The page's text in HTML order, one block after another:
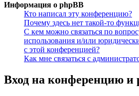
Информация о phpBB
Кто написал эту конференцию?
Почему здесь нет такой-то
С кем можно связаться по
использования и/или
с этой конференцией?
Как мне связаться с
Вход на конференцию и